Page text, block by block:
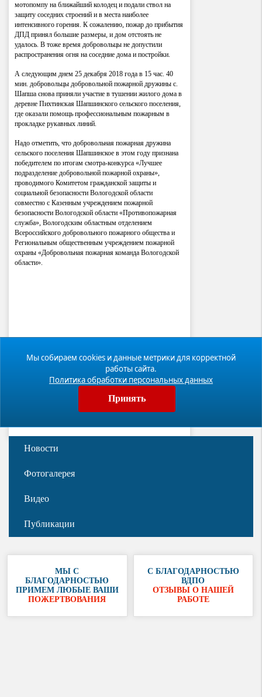
мотопомпу на ближайший колодец и подали ствол на
защиту соседних строений и в места наиболее
интенсивного горения. К сожалению, пожар до прибытия
ДПД принял большие размеры, и дом отстоять не
удалось. В тоже время добровольцы не допустили
распространения огня на соседние дома и постройки.
А следующим днем 25 декабря 2018 года в 15 час. 40
мин. добровольцы добровольной пожарной дружины с.
Шапша снова приняли участие в тушении жилого дома в
деревне Пихтинская Шапшинского сельского поселения,
где оказали помощь профессиональным пожарным в
прокладке рукавных линий.
Надо отметить, что добровольная пожарная дружина
сельского поселения Шапшинское в этом году признана
победителем по итогам смотра-конкурса «Лучшее
подразделение добровольной пожарной охраны»,
проводимого Комитетом гражданской защиты и
социальной безопасности Вологодской области
совместно с Казенным учреждением пожарной
безопасности Вологодской области «Противопожарная
служба», Вологодским областным отделением
Всероссийского добровольного пожарного общества и
Региональным общественным учреждением пожарной
охраны «Добровольная пожарная команда Вологодской
области».
Новости
Фотогалерея
Видео
Публикации
МЫ С
БЛАГОДАРНОСТЬЮ
ПРИМЕМ ЛЮБЫЕ ВАШИ
ПОЖЕРТВОВАНИЯ
С БЛАГОДАРНОСТЬЮ
ВДПО
ОТЗЫВЫ О НАШЕЙ
РАБОТЕ
Мы собираем cookies и данные метрики для корректной
работы сайта.
Политика обработки персональных данных
Принять